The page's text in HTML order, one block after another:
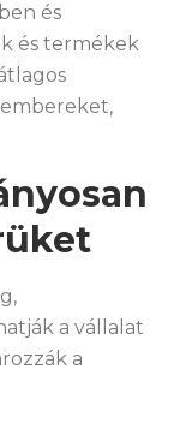
és
és termékek
a vállalat
a